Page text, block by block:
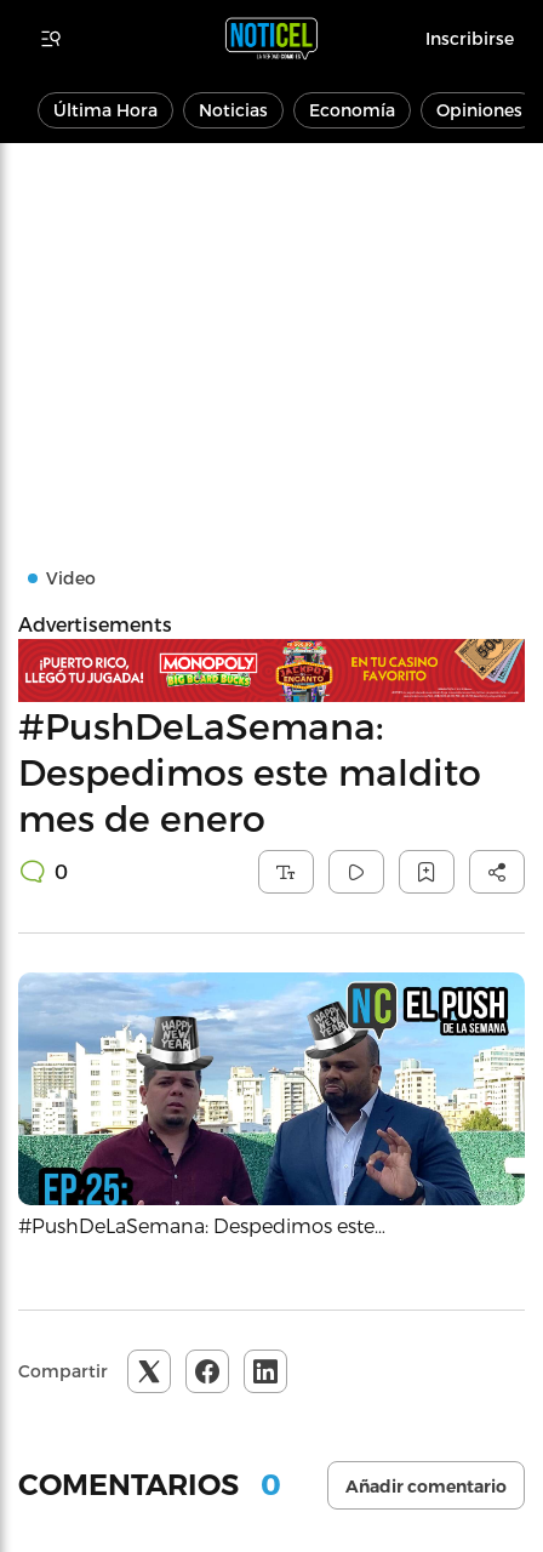
Inscribirse
Última Hora Noticias Economía Opiniones
Video
Advertisements
#PushDeLaSemana:
Despedimos este maldito
mes de enero
0
#PushDeLaSemana: Despedimos este…
Compartir
COMENTARIOS 0 Añadir comentario